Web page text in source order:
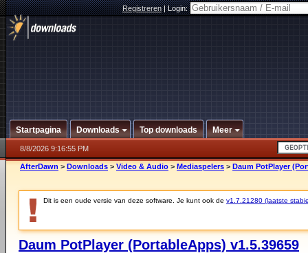
Registreren|Login:
Startpagina Downloads Top downloads Meer
8/8/2026 9:16:55 PM
AfterDawn > Downloads > Video & Audio > Mediaspelers > Daum PotPlayer
Dit is een oude versie van deze software. Je kunt ook de v1.7.21280 (laatste
Daum PotPlayer (PortableApps) v1.5.39659